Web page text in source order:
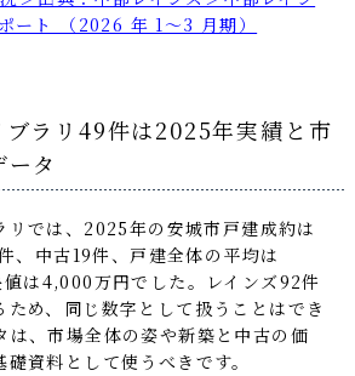
ート （2026 年 1～3 月期）
ブラリ49件は2025年実績と市
タ
リでは、2025年の安城市戸建成約は
、中古19件、戸建全体の平均は
は4,000万円でした。レインズ92件
ため、同じ数字として扱うことはでき
は、市場全体の姿や新築と中古の価
資料として使うべきです。